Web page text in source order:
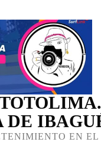
DE
EN